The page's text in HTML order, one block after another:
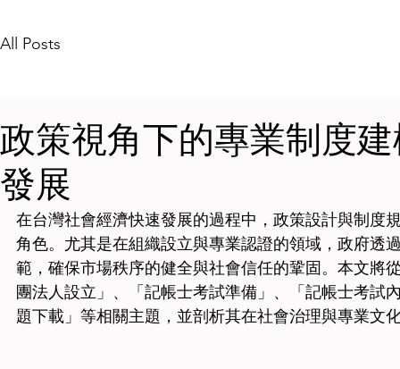
All Posts
政策視角下的專業制度
發展
在台灣社會經濟快速發展的過程中，政策設計與制度
角色。尤其是在組織設立與專業認證的領域，政府透
範，確保市場秩序的健全與社會信任的鞏固。本文將
團法人設立」、「記帳士考試準備」、「記帳士考試
題下載」等相關主題，並剖析其在社會治理與專業文